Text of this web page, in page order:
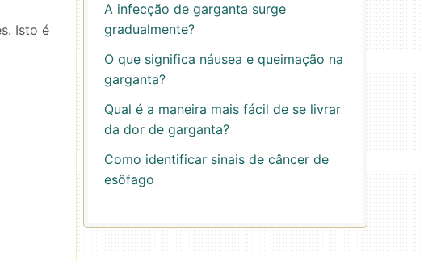
Isto é
A infecção de garganta surge
gradualmente?
O que significa náusea e queimação na
garganta?
Qual é a maneira mais fácil de se livrar
da dor de garganta?
Como identificar sinais de câncer de
esôfago